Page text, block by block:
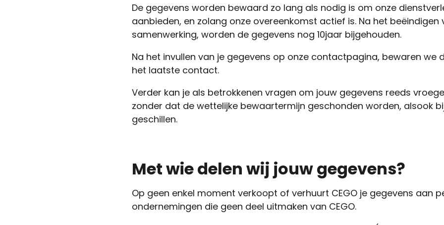
De gegevens worden bewaard zo lang als nodig is om onze
aanbieden, en zolang onze overeenkomst actief is. Na het beëindigen
samenwerking, worden de gegevens nog 10jaar bijgehouden.
Na het invullen van je gegevens op onze contactpagina, bewaren we
het laatste contact.
Verder kan je als betrokkenen vragen om jouw gegevens reeds
zonder dat de wettelijke bewaartermijn geschonden worden, alsook
geschillen.
Met wie delen wij jouw gegevens?
Op geen enkel moment verkoopt of verhuurt CEGO je gegevens aan
ondernemingen die geen deel uitmaken van CEGO.